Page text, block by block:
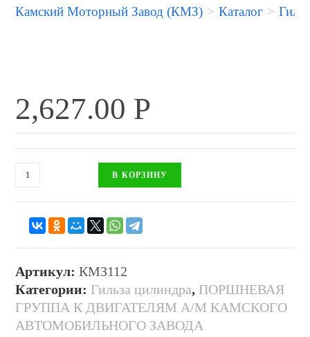
Камский Моторный Завод (КМЗ) > Каталог >
2,627.00 Р
В КОРЗИНУ
Артикул:КМЗ112
Категории: Гильза цилиндра, ПОРШНЕВАЯ
ГРУППА К ДВИГАТЕЛЯМ А/М КАМСКОГО
АВТОМОБИЛЬНОГО ЗАВОДА